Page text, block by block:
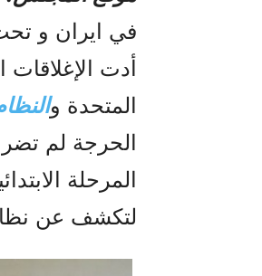
في ایران و
أدت الإغلاقات
المتحدة و
الحرجة لم
المرحلة
لتكشف عن